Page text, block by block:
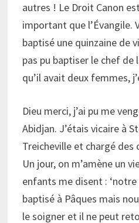
autres ! Le Droit Canon
important que l’Évangile.
baptisé une quinzaine de
pas pu baptiser le chef
qu’il avait deux femmes,
Dieu merci, j’ai pu me
Abidjan. J’étais vicaire à
Treicheville et chargé des
Un jour, on m’amène un
enfants me disent :
baptisé à Pâques mais
le soigner et il ne peut